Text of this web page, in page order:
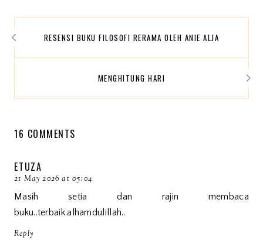
RESENSI BUKU FILOSOFI RERAMA OLEH ANIE ALJA
MENGHITUNG HARI
16 COMMENTS
ETUZA
21 May 2026 at 05:04
Masih setia dan rajin membaca
buku..terbaik.alhamdulillah..
Reply